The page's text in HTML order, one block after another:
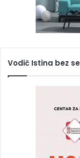
Vodič Istina bez